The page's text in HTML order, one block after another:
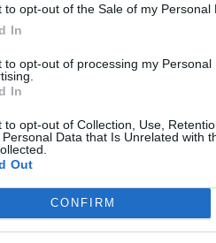
to opt-out of the Sale of my Personal
In
to opt-out of processing my Personal
In
to opt-out of Collection, Use,
Data that Is Unrelated with
Out
CONFIRM
d...